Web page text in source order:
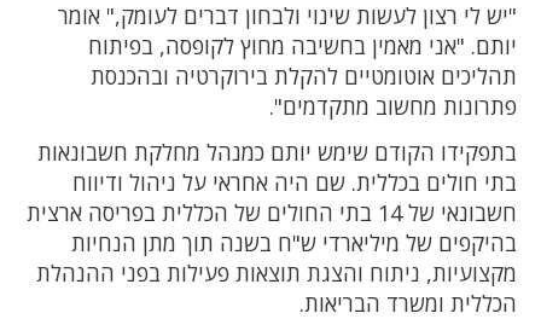
"יש לי רצון לעשות שינוי ולבחון דברים לעומק," אומר
יותם. "אני מאמין בחשיבה מחוץ לקופסה, בפיתוח
תהליכים אוטומטיים להקלת בירוקרטיה ובהכנסת
פתרונות מחשוב מתקדמים".
בתפקידו הקודם שימש יותם כמנהל מחלקת חשבונאות
בתי חולים בכללית. שם היה אחראי על ניהול ודיווח
חשבונאי של 14 בתי החולים של הכללית בפריסה ארצית
בהיקפים של מיליארדי ש"ח בשנה תוך מתן הנחיות
מקצועיות, ניתוח והצגת תוצאות פעילות בפני ההנהלת
הכללית ומשרד הבריאות.